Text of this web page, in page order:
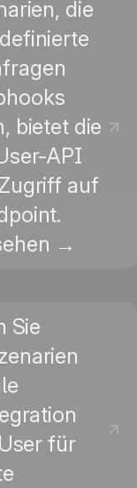
die
bietet die
API
auf
→
Sie
für